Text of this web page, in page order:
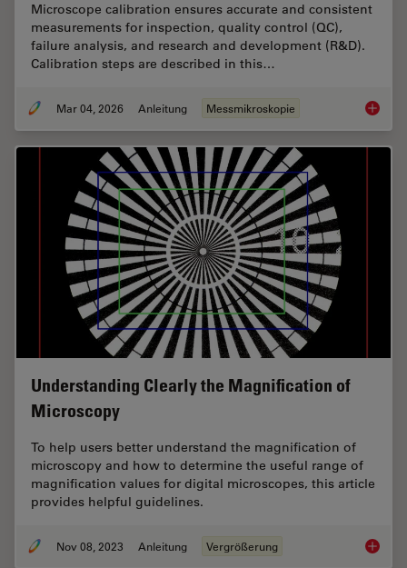
Microscope calibration ensures accurate and consistent
measurements for inspection, quality control (QC),
failure analysis, and research and development (R&D).
Calibration steps are described in this…
Mar 04, 2026 Anleitung Messmikroskopie
Understanding Clearly the Magnification of
Microscopy
To help users better understand the magnification of
microscopy and how to determine the useful range of
magnification values for digital microscopes, this article
provides helpful guidelines.
Nov 08, 2023 Anleitung Vergrößerung